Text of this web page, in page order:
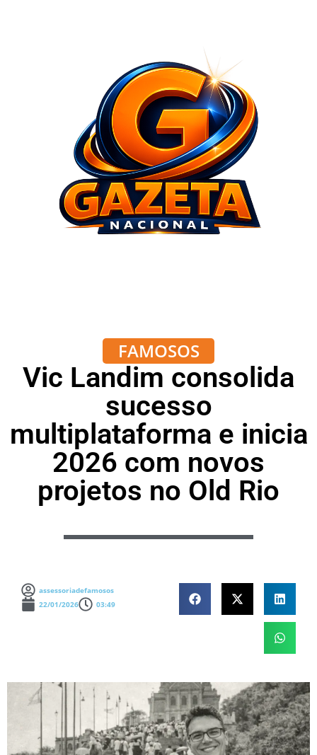
FAMOSOS
Vic Landim consolida
sucesso
multiplataforma e inicia
2026 com novos
projetos no Old Rio
assessoriadefamosos
22/01/2026
03:49